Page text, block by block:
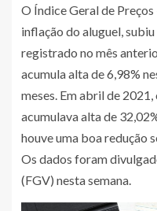
O Índice Geral de
inflação do aluguel,
registrado no mês
acumula alta de 6,98%
meses. Em abril de
acumulava alta de
houve uma boa redução
Os dados foram
(FGV) nesta semana.